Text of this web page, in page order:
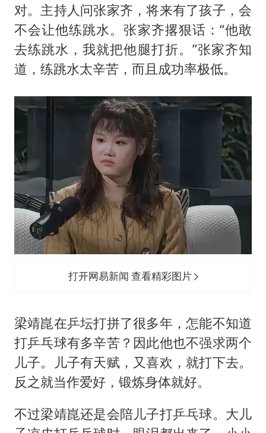
对。主持人问张家齐，将来有了孩子，会
不会让他练跳水。张家齐撂狠话：“他敢
去练跳水，我就把他腿打折。”张家齐知
道，练跳水太辛苦，而且成功率极低。
打开网易新闻 查看精彩图片
梁靖崑在乒坛打拼了很多年，怎能不知道
打乒乓球有多辛苦？因此他也不强求两个
儿子。儿子有天赋，又喜欢，就打下去。
反之就当作爱好，锻炼身体就好。
不过梁靖崑还是会陪儿子打乒乓球。大儿